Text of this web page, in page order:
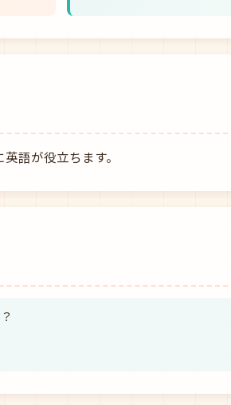
語が役立ちます。